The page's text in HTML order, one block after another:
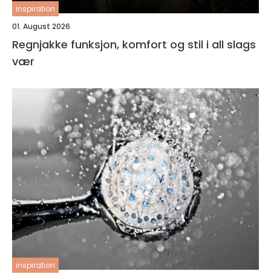
inspiration
01. August 2026
Regnjakke funksjon, komfort og stil i all slags
vær
inspiration